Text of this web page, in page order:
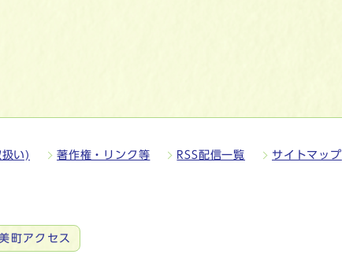
い) 著作権・リンク等 RSS配信一覧 サイトマップ
町アクセス